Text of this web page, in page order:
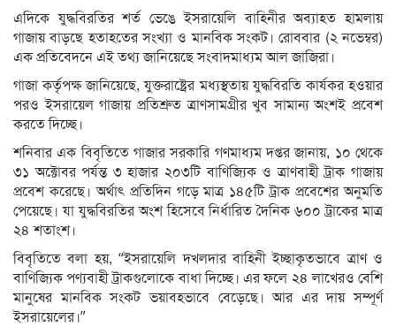
এদিকে যুদ্ধবিরতির শর্ত ভেঙে ইসরায়েলি বাহিনীর অব্যাহত হামলায়
গাজায় বাড়ছে হতাহতের সংখ্যা ও মানবিক সংকট। রোববার (২ নভেম্বর)
এক প্রতিবেদনে এই তথ্য জানিয়েছে সংবাদমাধ্যম আল জাজিরা।
গাজা কর্তৃপক্ষ জানিয়েছে, যুক্তরাষ্ট্রের মধ্যস্থতায় যুদ্ধবিরতি কার্যকর হওয়ার
পরও ইসরায়েল গাজায় প্রতিশ্রুত ত্রাণসামগ্রীর খুব সামান্য অংশই প্রবেশ
করতে দিচ্ছে।
শনিবার এক বিবৃতিতে গাজার সরকারি গণমাধ্যম দপ্তর জানায়, ১০ থেকে
৩১ অক্টোবর পর্যন্ত ৩ হাজার ২০৩টি বাণিজ্যিক ও ত্রাণবাহী ট্রাক গাজায়
প্রবেশ করেছে। অর্থাৎ প্রতিদিন গড়ে মাত্র ১৪৫টি ট্রাক প্রবেশের অনুমতি
পেয়েছে। যা যুদ্ধবিরতির অংশ হিসেবে নির্ধারিত দৈনিক ৬০০ ট্রাকের মাত্র
২৪ শতাংশ।
বিবৃতিতে বলা হয়, “ইসরায়েলি দখলদার বাহিনী ইচ্ছাকৃতভাবে ত্রাণ ও
বাণিজ্যিক পণ্যবাহী ট্রাকগুলোকে বাধা দিচ্ছে। এর ফলে ২৪ লাখেরও বেশি
মানুষের মানবিক সংকট ভয়াবহভাবে বেড়েছে। আর এর দায় সম্পূর্ণ
ইসরায়েলের।”